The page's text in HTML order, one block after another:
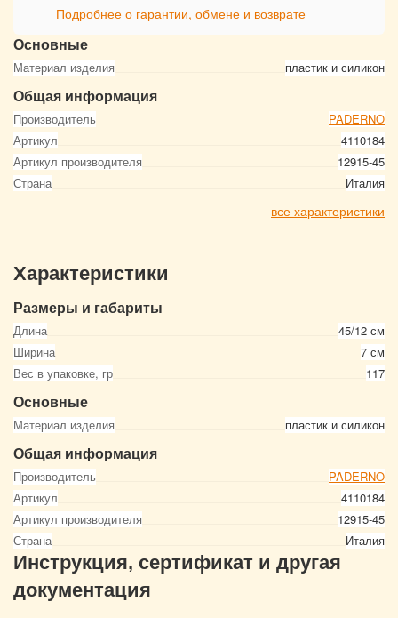
Основные
Материал изделия пластик и силикон
Общая информация
Производитель
PADERNO
Артикул
4110184
Артикул производителя
12915-45
Страна
Италия
все характеристики
Подробнее о гарантии, обмене и возврате
Характеристики
Размеры и габариты
Длина
45/12 см
Ширина
7 см
Вес в упаковке, гр
117
Основные
Материал изделия пластик и силикон
Общая информация
Производитель
PADERNO
Артикул
4110184
Артикул производителя
12915-45
Страна
Италия
Инструкция, сертификат и другая
документация